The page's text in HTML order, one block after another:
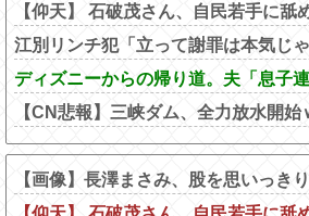
【仰天】 石破茂さん、自民若手に舐
江別リンチ犯「立って謝罪は本気じ
ディズニーからの帰り道。夫「息子
【CN悲報】三峡ダム、全力放水開
【画像】長澤まさみ、股を思いっき